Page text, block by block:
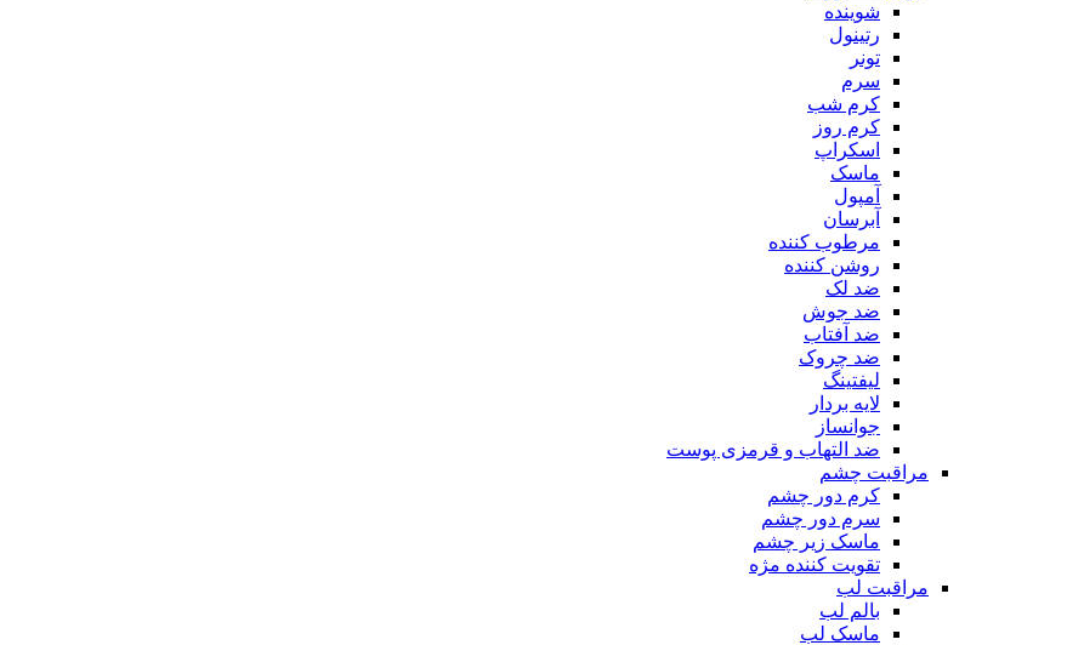
شوینده
رتینول
تونر
سرم
کرم شب
کرم روز
اسکراپ
ماسک
آمپول
آبرسان
مرطوب کننده
روشن کننده
ضد لک
ضد جوش
ضد آفتاب
ضد چروک
لیفتینگ
لایه بردار
جوانساز
ضد التهاب و قرمزی پوست
مراقبت چشم
کرم دور چشم
سرم دور چشم
ماسک زیر چشم
تقویت کننده مژه
مراقبت لب
بالم لب
ماسک لب